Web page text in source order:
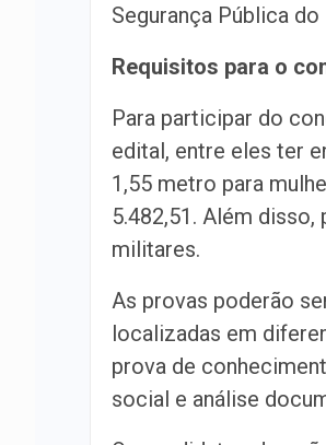
Segurança Pública
Requisitos para o
Para participar do
edital, entre eles ter
1,55 metro para
5.482,51. Além
militares.
As provas poderão
localizadas em
prova de
social e análise